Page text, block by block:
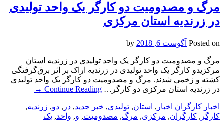
مرگ و مصدومیت دو کارگر یک واحد تولیدی
در زرندیه استان مرکزی
Posted on آگوست 6, 2018
مرگ و مصدومیت دو کارگر یک واحد تولیدی در زرندیه استان
مرکزیدو کارگر یک واحد تولیدی در زرندیه اراک بر اثر برق‌گرفتگی
کشته و زخمی شدند. مرگ و مصدومیت دو کارگر یک واحد تولیدی
در زرندیه استان مرکزی دو کارگر… Continue Reading
→
اخبار کارگران اخبار , استان, تولیدی, خبر جدید, در , دو, زرندیه,
کارگر , کارگران, مرکزی, مرگ, مصدومیت, و, واحد, یک